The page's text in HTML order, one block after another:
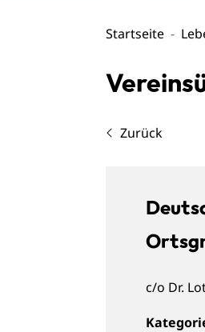
Startseite
Zurück
c/o Dr.